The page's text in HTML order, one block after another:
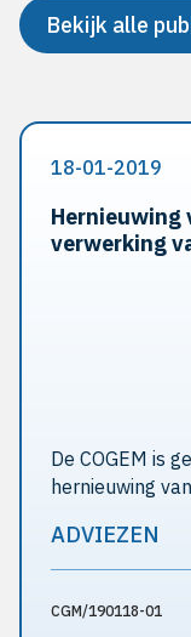
Bekijk alle
18-01-2019
Hernieuwing
verwerking
De COGEM is
hernieuwing
ADVIEZEN
CGM/190118-01